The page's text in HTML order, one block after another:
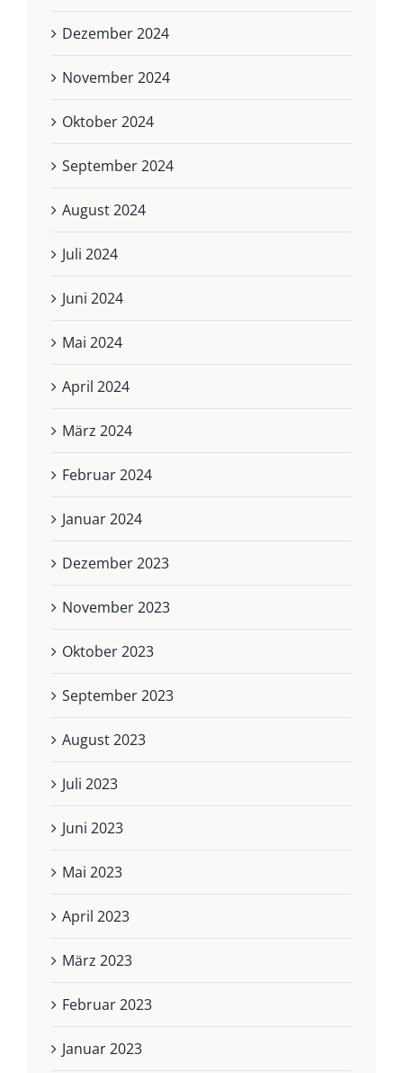
Dezember 2024
November 2024
Oktober 2024
September 2024
August 2024
Juli 2024
Juni 2024
Mai 2024
April 2024
März 2024
Februar 2024
Januar 2024
Dezember 2023
November 2023
Oktober 2023
September 2023
August 2023
Juli 2023
Juni 2023
Mai 2023
April 2023
März 2023
Februar 2023
Januar 2023